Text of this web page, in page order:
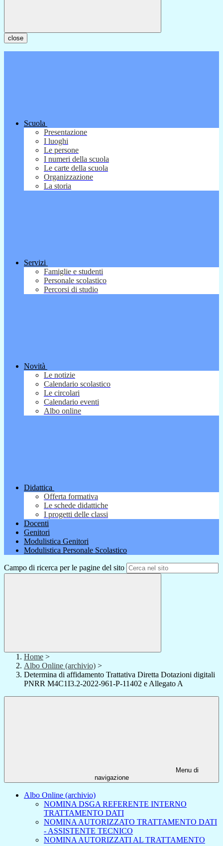
close
Scuola
Presentazione
I luoghi
Le persone
I numeri della scuola
Le carte della scuola
Organizzazione
La storia
Servizi
Famiglie e studenti
Personale scolastico
Percorsi di studio
Novità
Le notizie
Calendario scolastico
Le circolari
Calendario eventi
Albo online
Didattica
Offerta formativa
Le schede didattiche
I progetti delle classi
Docenti
Genitori
Modulistica Genitori
Modulistica Personale Scolastico
Campo di ricerca per le pagine del sito
Home >
Albo Online (archivio) >
Determina di affidamento Trattativa Diretta Dotazioni digitali
PNRR M4C1I3.2-2022-961-P-11402 e Allegato A
Menu di
navigazione
Albo Online (archivio)
NOMINA DSGA REFERENTE INTERNO
TRATTAMENTO DATI
NOMINA AUTORIZZATO TRATTAMENTO DATI
- ASSISTENTE TECNICO
NOMINA AUTORIZZATI AL TRATTAMENTO